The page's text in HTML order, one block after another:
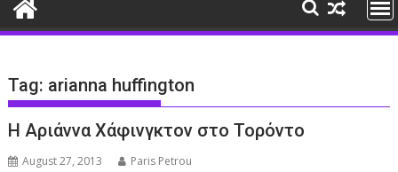
Tag: arianna huffington
Η Αριάννα Χάφινγκτον στο Τορόντο
August 27, 2013 Paris Petrou